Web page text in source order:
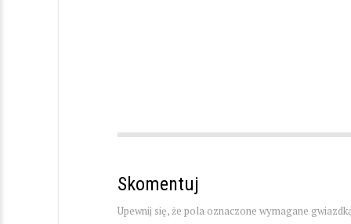
Skomentuj
Upewnij się, że pola oznaczone wymagane